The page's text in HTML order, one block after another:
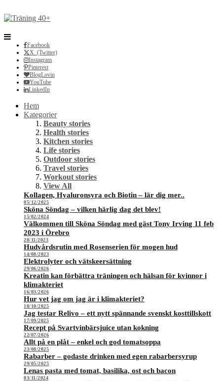
Facebook
X (Twitter)
Instagram
Pinterest
BlogLovin
YouTube
LinkedIn
Hem
Kategorier
Beauty stories
Health stories
Kitchen stories
Life stories
Outdoor stories
Travel stories
Workout stories
View All
Kollagen, Hyaluronsyra och Biotin – lär dig mer..
05/12/2025
Sköna Söndag – vilken härlig dag det blev!
15/02/2024
Välkommen till Sköna Söndag med gäst Tony Irving 11 feb
2023 i Örebro
28/11/2023
Hudvårdsrutin med Rosenserien för mogen hud
14/08/2023
Elektrolyter och vätskeersättning
29/06/2026
Kreatin kan förbättra träningen och hälsan för kvinnor i
klimakteriet
16/03/2026
Hur vet jag om jag är i klimakteriet?
18/10/2025
Jag testar Relivo – ett nytt spännande svenskt kosttillskott
17/09/2025
Recept på Svartvinbärsjuice utan kokning
22/07/2026
Allt på en plåt – enkel och god tomatsoppa
23/08/2025
Rabarber – godaste drinken med egen rabarbersyrup
29/05/2025
Lenas pasta med tomat, basilika, ost och bacon
03/11/2024